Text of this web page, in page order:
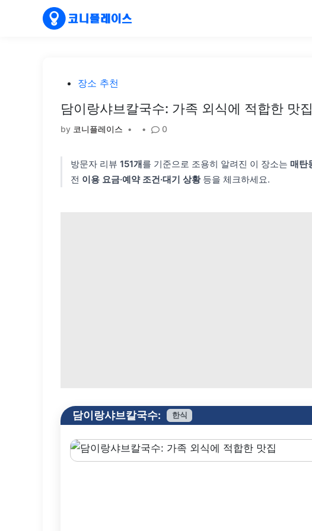
Posted장소 추천
담이랑샤브칼국수: 가족 외식에 적합한 맛
by 코니플레이스 • • 0
방문자 리뷰 151개를 기준으로 조용히 알려진 이 장소는 매탄
전 이용 요금·예약 조건·대기 상황등을 체크하세요.
담이랑샤브칼국수: 한식